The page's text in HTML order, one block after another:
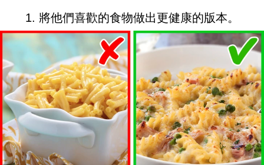
1. 將他們喜歡的食物做出更健康的版本。